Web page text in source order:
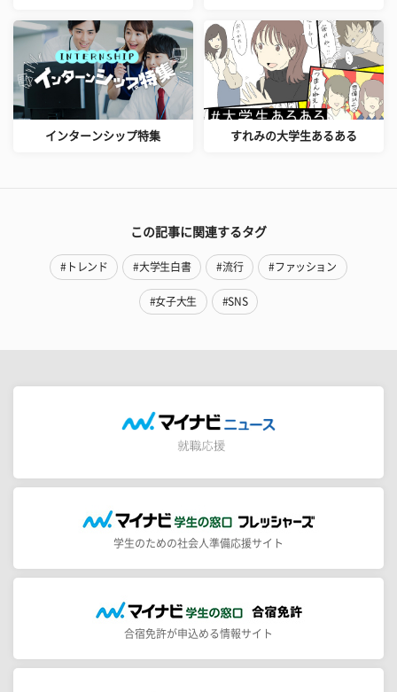
インターンシップ特集 すれみの大学生あるある
この記事に関連するタグ
#トレンド #大学生白書 #流行 #ファッション
#女子大生 #SNS
学生のための社会人準備応援サイト
合宿免許が申込める情報サイト